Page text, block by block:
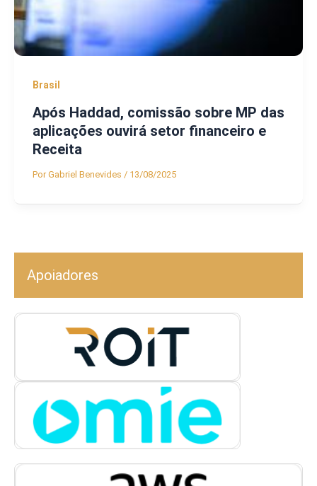
Brasil
Após Haddad, comissão sobre MP das
aplicações ouvirá setor financeiro e
Receita
PorGabriel Benevides / 13/08/2025
Apoiadores